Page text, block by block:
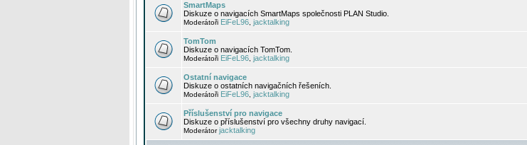
SmartMaps
Diskuze o navigacích SmartMaps společnosti PLAN Studio.
Moderátoři EiFeL96 jacktalking
TomTom
Diskuze o navigacích TomTom.
Moderátoři EiFeL96 jacktalking
Ostatní navigace
Diskuze o ostatních navigačních řešeních.
Moderátoři EiFeL96 jacktalking
Příslušenství pro navigace
Diskuze o příslušenství pro všechny druhy navigací.
Moderátorjacktalking